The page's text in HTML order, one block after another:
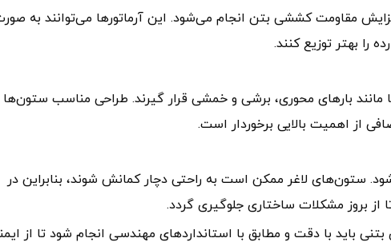
مقاومت کششی بتن انجام می‌شود. این آرماتورها می‌توانند به
را بهتر توزیع کنند.
بارهای محوری، برشی و خمشی قرار گیرند. طراحی مناسب ستون‌ها
از اهمیت بالایی برخوردار است.
ستون‌های لاغر ممکن است به راحتی دچار کمانش شوند، بنابراین در
بروز مشکلات ساختاری جلوگیری گردد.
باید با دقت و مطابق با استانداردهای مهندسی انجام شود تا از